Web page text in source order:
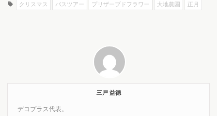
クリスマス
バスツアー プリザーブドフラワー 大地農園 正月
三戸 益徳
デコプラス代表。